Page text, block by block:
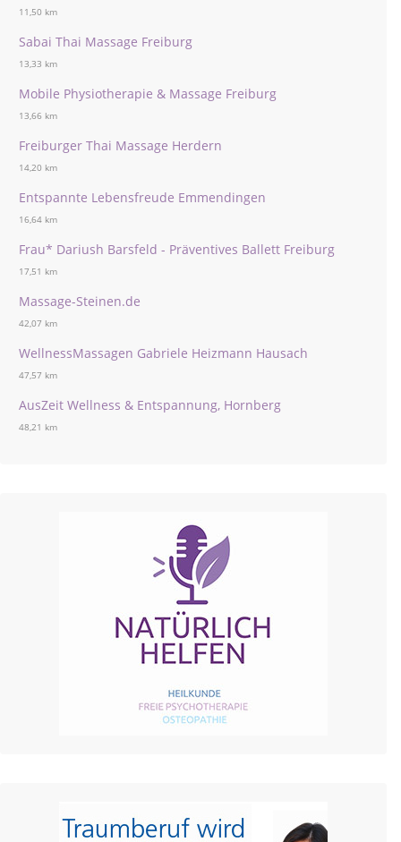
11,50 km
Sabai Thai Massage Freiburg
13,33 km
Mobile Physiotherapie & Massage Freiburg
13,66 km
Freiburger Thai Massage Herdern
14,20 km
Entspannte Lebensfreude Emmendingen
16,64 km
Frau* Dariush Barsfeld - Präventives Ballett Freiburg
17,51 km
Massage-Steinen.de
42,07 km
WellnessMassagen Gabriele Heizmann Hausach
47,57 km
AusZeit Wellness & Entspannung, Hornberg
48,21 km